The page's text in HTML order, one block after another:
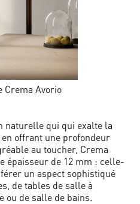
Crema Avorio
naturelle qui qui exalte la
offrant une profondeur
au toucher, Crema
épaisseur de 12 mm : celle-
un aspect sophistiqué
de tables de salle à
ou de salle de bains.